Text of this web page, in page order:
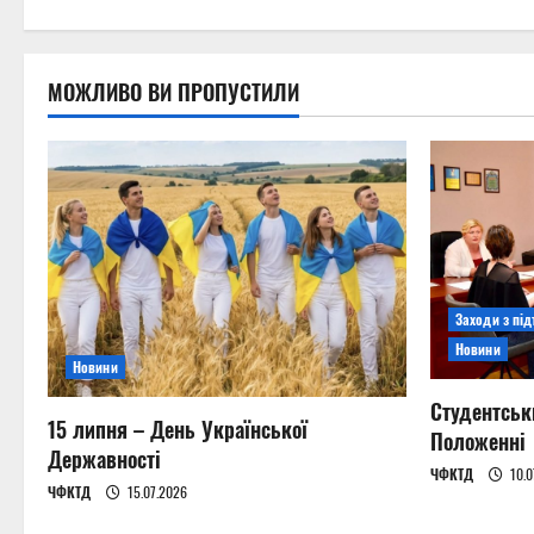
o
n
МОЖЛИВО ВИ ПРОПУСТИЛИ
Новини
15 липня – День Української
Державності
ЧФКТД 15.07.2026
Заходи з
Новини
Положенні
ЧФКТД